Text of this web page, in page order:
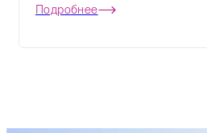
Подробнее